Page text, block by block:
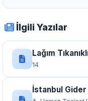
teknolojisi
zarar
tutuyoruz;
sakinlerine en
İlgili Yazılar
14